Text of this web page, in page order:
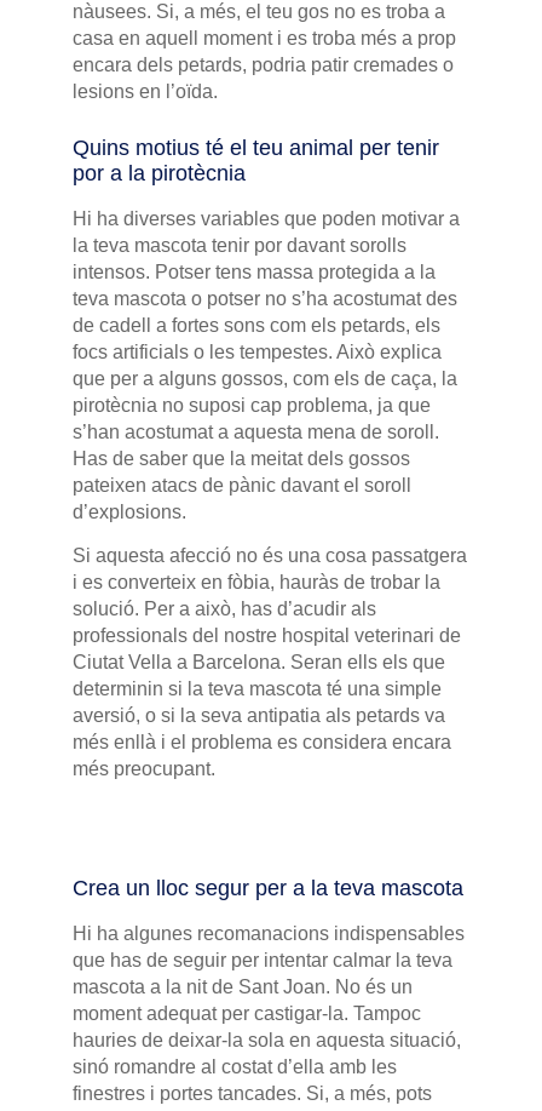
nàusees. Si, a més, el teu gos no es troba a
casa en aquell moment i es troba més a prop
encara dels petards, podria patir cremades o
lesions en l’oïda.
Quins motius té el teu animal per tenir
por a la pirotècnia
Hi ha diverses variables que poden motivar a
la teva mascota tenir por davant sorolls
intensos. Potser tens massa protegida a la
teva mascota o potser no s’ha acostumat des
de cadell a fortes sons com els petards, els
focs artificials o les tempestes. Això explica
que per a alguns gossos, com els de caça, la
pirotècnia no suposi cap problema, ja que
s’han acostumat a aquesta mena de soroll.
Has de saber que la meitat dels gossos
pateixen atacs de pànic davant el soroll
d’explosions.
Si aquesta afecció no és una cosa passatgera
i es converteix en fòbia, hauràs de trobar la
solució. Per a això, has d’acudir als
professionals del nostre hospital veterinari de
Ciutat Vella a Barcelona. Seran ells els que
determinin si la teva mascota té una simple
aversió, o si la seva antipatia als petards va
més enllà i el problema es considera encara
més preocupant.
Crea un lloc segur per a la teva mascota
Hi ha algunes recomanacions indispensables
que has de seguir per intentar calmar la teva
mascota a la nit de Sant Joan. No és un
moment adequat per castigar-la. Tampoc
hauries de deixar-la sola en aquesta situació,
sinó romandre al costat d’ella amb les
finestres i portes tancades. Si, a més, pots